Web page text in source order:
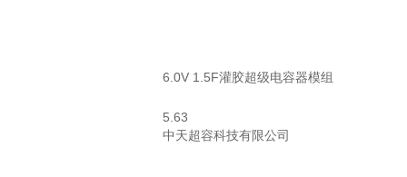
6.0V 1.5F灌胶超级电容器模组
5.63
中天超容科技有限公司